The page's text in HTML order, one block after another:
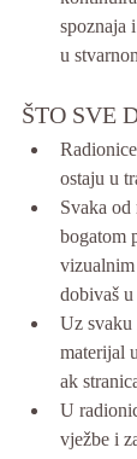
spoznaja
u
ŠTO SVE
ostaju u
Svaka
bogatom
vizualnim
dobivaš
Uz svaku
materijal
ak
U
vježbe i